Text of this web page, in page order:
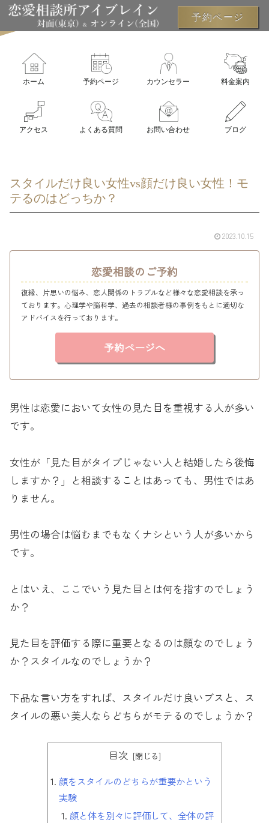
ホーム 予約ページ カウンセラー 料金案内
アクセス よくある質問 お問い合わせ ブログ
スタイルだけ良い女性vs顔だけ良い女性！モ
テるのはどっちか？
2023.10.15
恋愛相談のご予約
復縁、片思いの悩み、恋人関係のトラブルなど様々な恋愛相談を承っ
ております。心理学や脳科学、過去の相談者様の事例をもとに適切な
アドバイスを行っております。
予約ページへ
男性は恋愛において女性の見た目を重視する人が多い
です。
女性が「見た目がタイプじゃない人と結婚したら後悔
しますか？」と相談することはあっても、男性ではあ
りません。
男性の場合は悩むまでもなくナシという人が多いから
です。
とはいえ、ここでいう見た目とは何を指すのでしょう
か？
見た目を評価する際に重要となるのは顔なのでしょう
か？スタイルなのでしょうか？
下品な言い方をすれば、スタイルだけ良いブスと、ス
タイルの悪い美人ならどちらがモテるのでしょうか？
目次
顔をスタイルのどちらが重要かという
実験
顔と体を別々に評価して、全体の評
予約ページ